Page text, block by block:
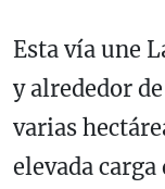
Esta vía une
y alrededor
varias
elevada